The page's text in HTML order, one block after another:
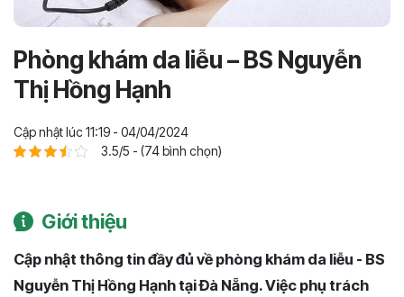
Phòng khám da liễu – BS Nguyễn
Thị Hồng Hạnh
Cập nhật lúc 11:19 - 04/04/2024
3.5/5 - (74 bình chọn)
Giới thiệu
Cập nhật thông tin đầy đủ về phòng khám da liễu - BS
Nguyễn Thị Hồng Hạnh tại Đà Nẵng. Việc phụ trách